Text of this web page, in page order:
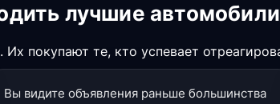
лучшие автомобили
покупают те, кто успевает
Вы видите объявления раньше большинства